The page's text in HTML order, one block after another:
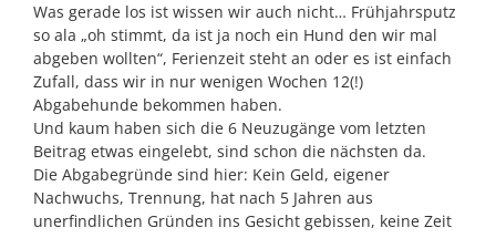
Was gerade los ist wissen wir auch nicht… Frühjahrsputz
so ala „oh stimmt, da ist ja noch ein Hund den wir mal
abgeben wollten“, Ferienzeit steht an oder es ist einfach
Zufall, dass wir in nur wenigen Wochen 12(!)
Abgabehunde bekommen haben.
Und kaum haben sich die 6 Neuzugänge vom letzten
Beitrag etwas eingelebt, sind schon die nächsten da.
Die Abgabegründe sind hier: Kein Geld, eigener
Nachwuchs, Trennung, hat nach 5 Jahren aus
unerfindlichen Gründen ins Gesicht gebissen, keine Zeit